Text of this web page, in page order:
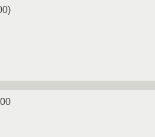
)